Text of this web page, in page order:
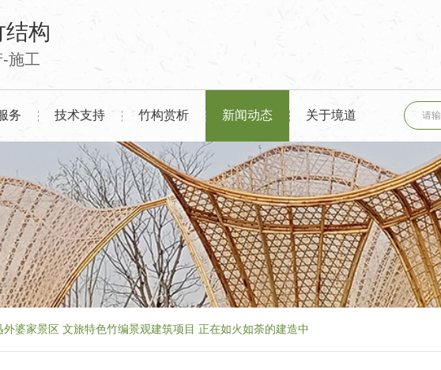
结构
施工
务 技术支持 竹构赏析 新闻动态 关于境道
婆家景区 文旅特色竹编景观建筑项目 正在如火如荼的建造中